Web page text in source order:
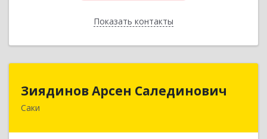
Показать контакты
Назад
Зиядинов Арсен Салединович
Саки